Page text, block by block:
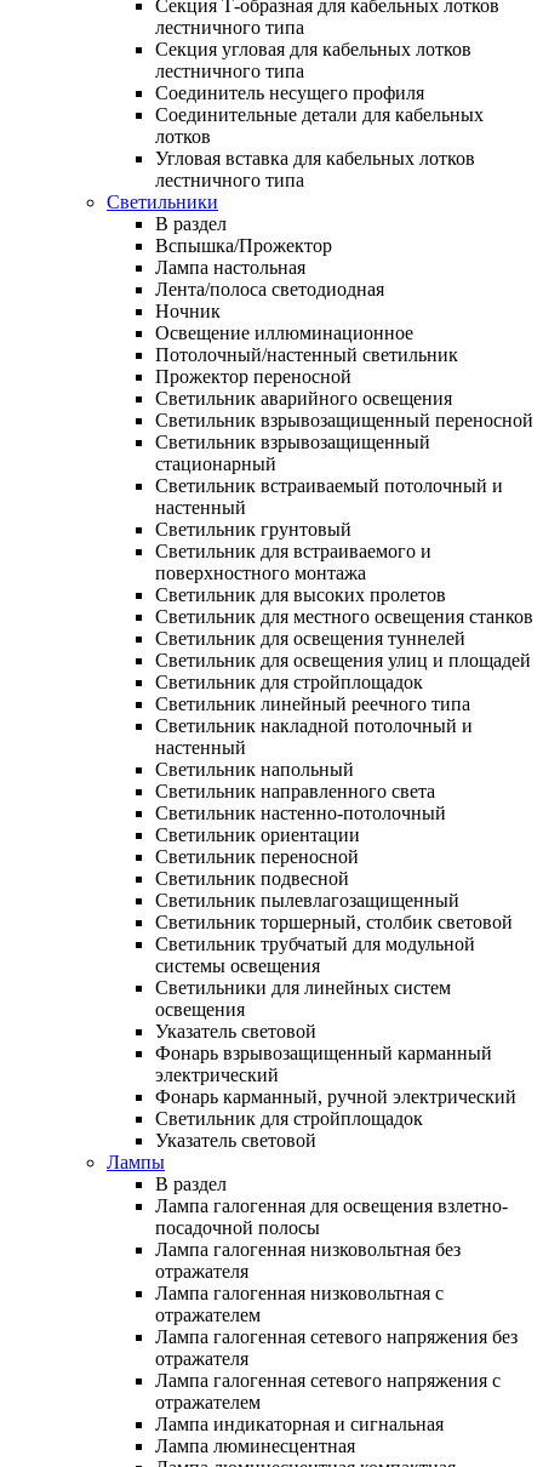
Секция Т-образная для кабельных лотков
лестничного типа
Секция угловая для кабельных лотков
лестничного типа
Соединитель несущего профиля
Соединительные детали для кабельных
лотков
Угловая вставка для кабельных лотков
лестничного типа
Светильники
В раздел
Вспышка/Прожектор
Лампа настольная
Лента/полоса светодиодная
Ночник
Освещение иллюминационное
Потолочный/настенный светильник
Прожектор переносной
Светильник аварийного освещения
Светильник взрывозащищенный переносной
Светильник взрывозащищенный
стационарный
Светильник встраиваемый потолочный и
настенный
Светильник грунтовый
Светильник для встраиваемого и
поверхностного монтажа
Светильник для высоких пролетов
Светильник для местного освещения станков
Светильник для освещения туннелей
Светильник для освещения улиц и площадей
Светильник для стройплощадок
Светильник линейный реечного типа
Светильник накладной потолочный и
настенный
Светильник напольный
Светильник направленного света
Светильник настенно-потолочный
Светильник ориентации
Светильник переносной
Светильник подвесной
Светильник пылевлагозащищенный
Светильник торшерный, столбик световой
Светильник трубчатый для модульной
системы освещения
Светильники для линейных систем
освещения
Указатель световой
Фонарь взрывозащищенный карманный
электрический
Фонарь карманный, ручной электрический
Светильник для стройплощадок
Указатель световой
Лампы
В раздел
Лампа галогенная для освещения взлетно-
посадочной полосы
Лампа галогенная низковольтная без
отражателя
Лампа галогенная низковольтная с
отражателем
Лампа галогенная сетевого напряжения без
отражателя
Лампа галогенная сетевого напряжения с
отражателем
Лампа индикаторная и сигнальная
Лампа люминесцентная